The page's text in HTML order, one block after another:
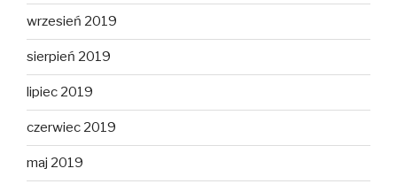
wrzesień 2019
sierpień 2019
lipiec 2019
czerwiec 2019
maj 2019